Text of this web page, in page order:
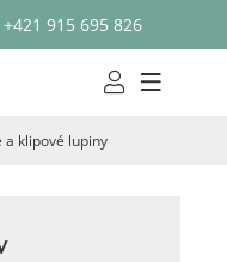
+421 915 695 826
a klipové lupiny